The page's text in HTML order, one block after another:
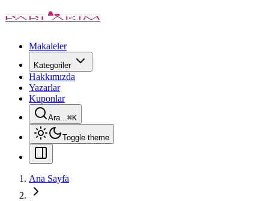
Makaleler
Kategoriler
Hakkımızda
Yazarlar
Kuponlar
Ara...⌘K
Toggle theme
Ana Sayfa